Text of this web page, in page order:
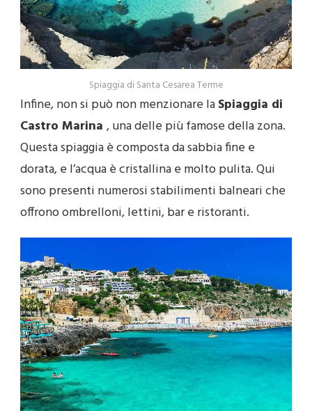
Spiaggia di Santa Cesarea Terme
Infine, non si può non menzionare laSpiaggia di
Castro Marina , una delle più famose della zona.
Questa spiaggia è composta da sabbia fine e
dorata, e l’acqua è cristallina e molto pulita. Qui
sono presenti numerosi stabilimenti balneari che
offrono ombrelloni, lettini, bar e ristoranti.